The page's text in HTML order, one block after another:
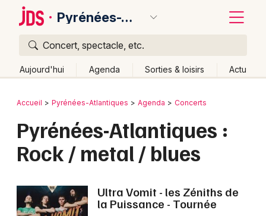
Pyrénées-Atlantiques
Concert, spectacle, etc.
Aujourd'hui Agenda Sorties & loisirs Actu
Publier un événement
Activité & Expérience
Bordeaux
Colmar
Lyon
Retour
Accueil Pyrénées-Atlantiques Agenda Concerts
Pyrénées-Atlantiques :
Rock / metal / blues
Ultra Vomit - les Zéniths de
la Puissance - Tournée
Quoi ?
Où ?
Près de moi
Changer de lieu
Quand ?
Effacer les dates